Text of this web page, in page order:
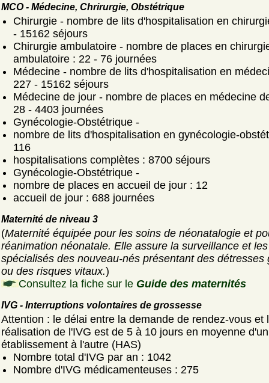
MCO - Médecine, Chrirurgie, Obstétrique
Chirurgie - nombre de lits d'hospitalisation en
- 15162 séjours
Chirurgie ambulatoire - nombre de places en
ambulatoire : 22 - 76 journées
Médecine - nombre de lits d'hospitalisation en
227 - 15162 séjours
Médecine de jour - nombre de places en médecine
28 - 4403 journées
Gynécologie-Obstétrique -
nombre de lits d'hospitalisation en gynécologie-
116
hospitalisations complètes : 8700 séjours
Gynécologie-Obstétrique -
nombre de places en accueil de jour : 12
accueil de jour : 688 journées
Maternité de niveau 3
(Maternité équipée pour les soins de néonatalogie et
réanimation néonatale. Elle assure la surveillance et
spécialisés des nouveau-nés présentant des détresses
ou des risques vitaux.)
Consultez la fiche sur le Guide des maternités
IVG - Interruptions volontaires de grossesse
Attention : le délai entre la demande de rendez-vous et
réalisation de l'IVG est de 5 à 10 jours en moyenne d'un
établissement à l'autre (HAS)
Nombre total d'IVG par an : 1042
Nombre d'IVG médicamenteuses : 275